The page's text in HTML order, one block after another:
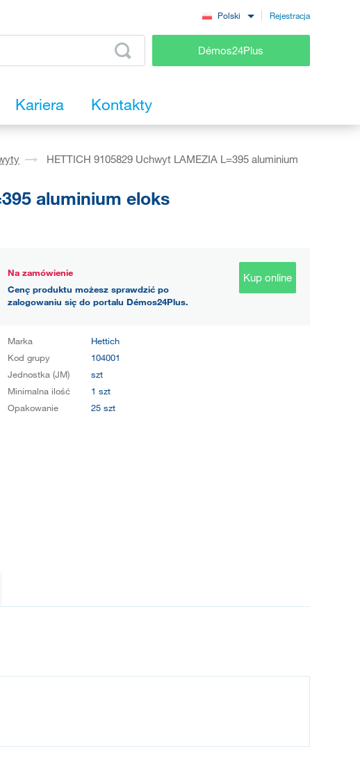
Polski Rejestracja
Démos24Plus
Kariera Kontakty
HETTICH 9105829 Uchwyt LAMEZIA L=395 aluminium
aluminium eloks
Na zamówienie
Cenę produktu możesz sprawdzić po
zalogowaniu się do portalu Démos24Plus.
Kup online
Marka
Hettich
Kod grupy
104001
Jednostka (JM)
szt
Minimalna ilość
1 szt
Opakowanie
25 szt